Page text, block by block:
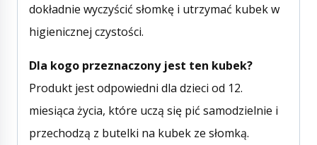
dokładnie wyczyścić słomkę i utrzymać kubek w
higienicznej czystości.
Dla kogo przeznaczony jest ten kubek?
Produkt jest odpowiedni dla dzieci od 12.
miesiąca życia, które uczą się pić samodzielnie i
przechodzą z butelki na kubek ze słomką.